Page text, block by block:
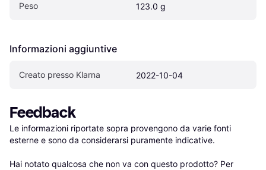
Peso 123.0 g
Informazioni aggiuntive
Creato presso Klarna 2022-10-04
Feedback
Le informazioni riportate sopra provengono da varie fonti
esterne e sono da considerarsi puramente indicative.
Hai notato qualcosa che non va con questo prodotto? Per